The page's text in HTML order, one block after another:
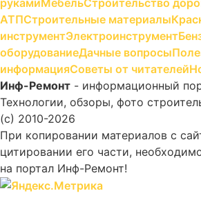
АТПСтроительные материалы
инструментЭлектроинструмент
оборудованиеДачные вопросы
информацияСоветы от читателей
Инф-Ремонт - информационный
Технологии, обзоры, фото
(c) 2010-2026
При копировании материалов с
цитировании его части,
на портал Инф-Ремонт!